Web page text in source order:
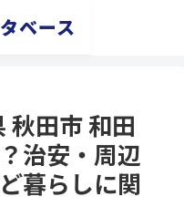
ベース
秋田市 和田
治安・周辺
暮らしに関